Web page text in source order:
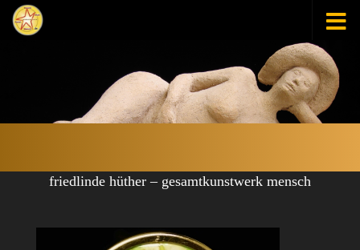
Zum Inhalt springen
friedlinde hüther – gesamtkunstwerk mensch